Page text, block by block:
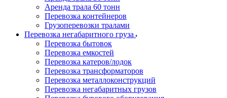
Аренда трала 60 тонн
Перевозка контейнеров
Грузоперевозки тралами
Перевозка негабаритного груза
Перевозка бытовок
Перевозка емкостей
Перевозка катеров/лодок
Перевозка трансформаторов
Перевозка металлоконструкций
Перевозка негабаритных грузов